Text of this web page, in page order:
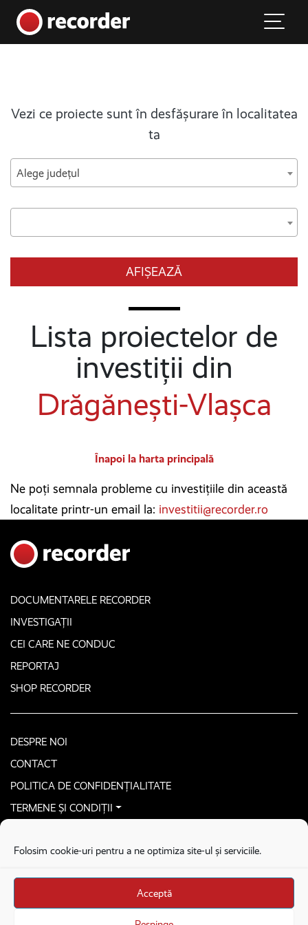
Folosim cookie-uri pentru a ne optimiza site-ul și serviciile.
Acceptă
Main Navigation
Vezi ce proiecte sunt în desfășurare în localitatea
ta
Alege județul
AFIȘEAZĂ
Lista proiectelor de
investiții din
Drăgănești-Vlașca
Înapoi la harta principală
Ne poți semnala probleme cu investițiile din această
localitate printr-un email la: investitii@recorder.ro
DOCUMENTARELE RECORDER
INVESTIGAȚII
CEI CARE NE CONDUC
REPORTAJ
SHOP RECORDER
DESPRE NOI
CONTACT
POLITICA DE CONFIDENȚIALITATE
TERMENE ȘI CONDIȚII
Stega creative
Brandul Recorder e operat de Asociația Recorder Community, sub licența SC